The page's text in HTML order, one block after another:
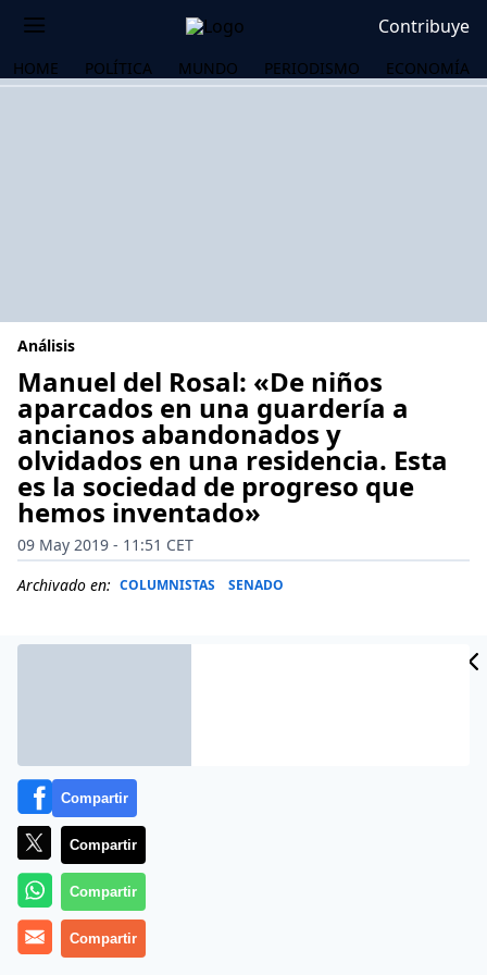
Contribuye
HOME POLÍTICA MUNDO PERIODISMO ECONOMÍA
Análisis
Manuel del Rosal: «De niños
aparcados en una guardería a
ancianos abandonados y
olvidados en una residencia. Esta
es la sociedad de progreso que
hemos inventado»
09 May 2019 - 11:51 CET
Archivado en: COLUMNISTAS SENADO
«Así será el principio y el fin de vuestras vidas, si esta
sociedad de progreso y avances tecnológicos nunca
Compartir
Compartir
Compartir
Compartir